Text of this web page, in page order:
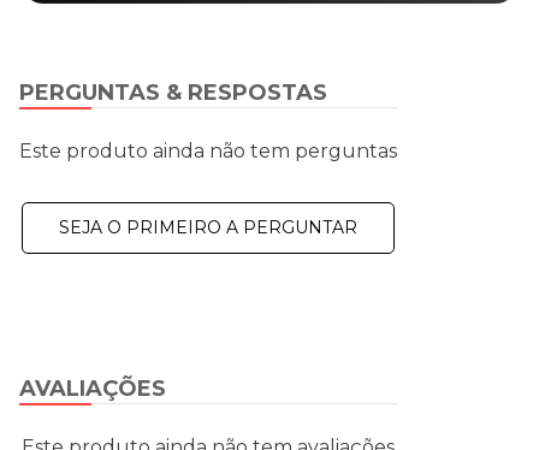
AVALIAÇÕES
PERGUNTAS & RESPOSTAS
Este produto ainda não tem perguntas
SEJA O PRIMEIRO A PERGUNTAR